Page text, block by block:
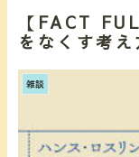
【FACT
をなくす考え
雑談